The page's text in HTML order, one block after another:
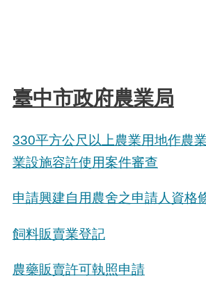
臺中市政府農業局
330平方公尺以上農業用地作農
業設施容許使用案件審查
申請興建自用農舍之申請人資格
飼料販賣業登記
農藥販賣許可執照申請